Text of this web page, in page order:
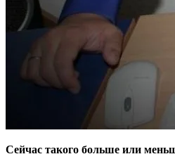
Сейчас такого больше или